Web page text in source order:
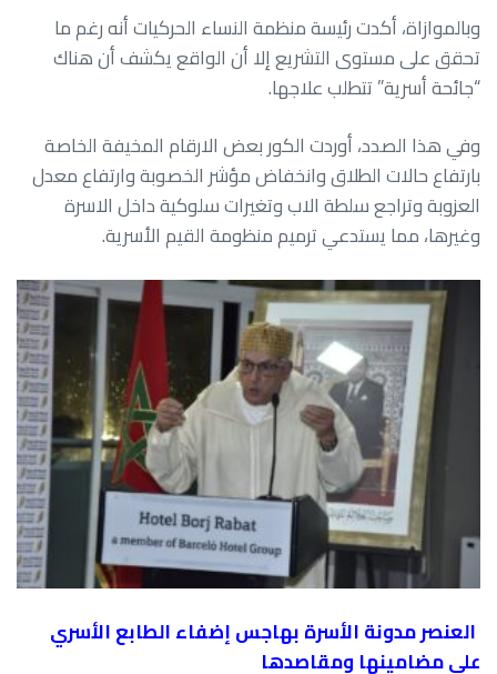
وبالموازاة، أكدت رئيسة منظمة النساء الحركيات أنه رغم ما
تحقق على مستوى التشريع إلا أن الواقع يكشف أن هناك
“جائحة أسرية” تتطلب علاجها.
وفي هذا الصدد، أوردت الكور بعض الارقام المخيفة الخاصة
بارتفاع حالات الطلاق وانخفاض مؤشر الخصوبة وارتفاع معدل
العزوبة وتراجع سلطة الاب وتغيرات سلوكية داخل الاسرة
وغيرها، مما يستدعي ترميم منظومة القيم الأسرية.
العنصر مدونة الأسرة بهاجس إضفاء الطابع الأسري
على مضامينها ومقاصدها